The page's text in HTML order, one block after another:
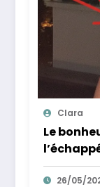
Clara
Le
des
26/05/